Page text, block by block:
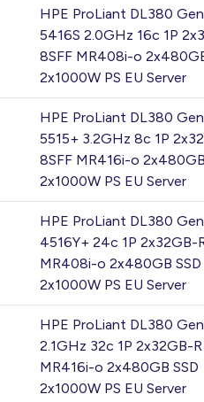
HPE ProLiant DL380
5416S 2.0GHz 16c 1P
8SFF MR408i-o
2x1000W PS EU Server
HPE ProLiant DL380
5515+ 3.2GHz 8c 1P
8SFF MR416i-o
2x1000W PS EU Server
HPE ProLiant DL380
4516Y+ 24c 1P 2x32GB-
MR408i-o 2x480GB SSD
2x1000W PS EU Server
HPE ProLiant DL380
2.1GHz 32c 1P 2x32GB-
MR416i-o 2x480GB SSD
2x1000W PS EU Server